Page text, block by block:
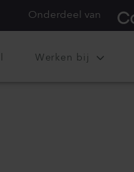
Onderdeel van
Werken bij